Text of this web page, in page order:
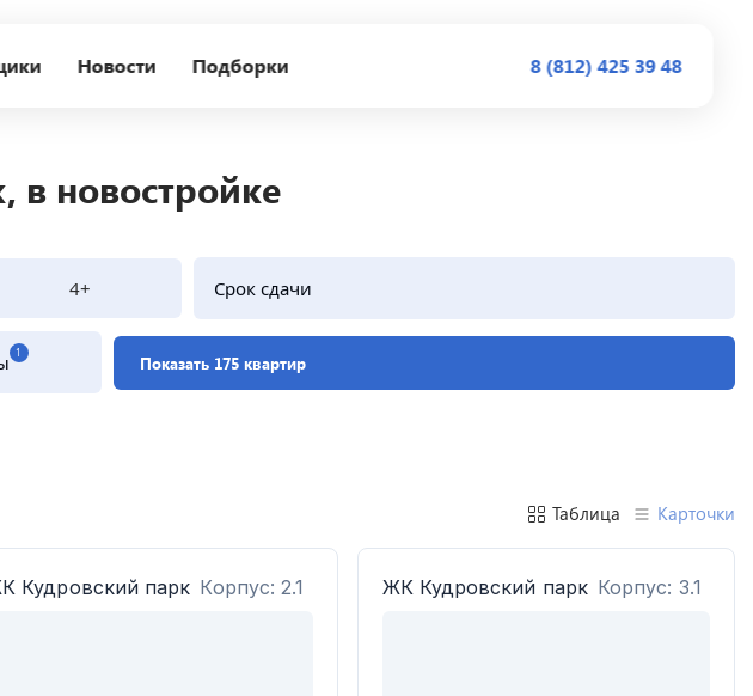
Новости Подборки 8 (812) 425 39 48
в новостройке
4+ Срок сдачи
1 Показать 175 квартир
Таблица Карточки
Кудровский парк Корпус: 2.1 ЖК Кудровский парк Корпус: 3.1